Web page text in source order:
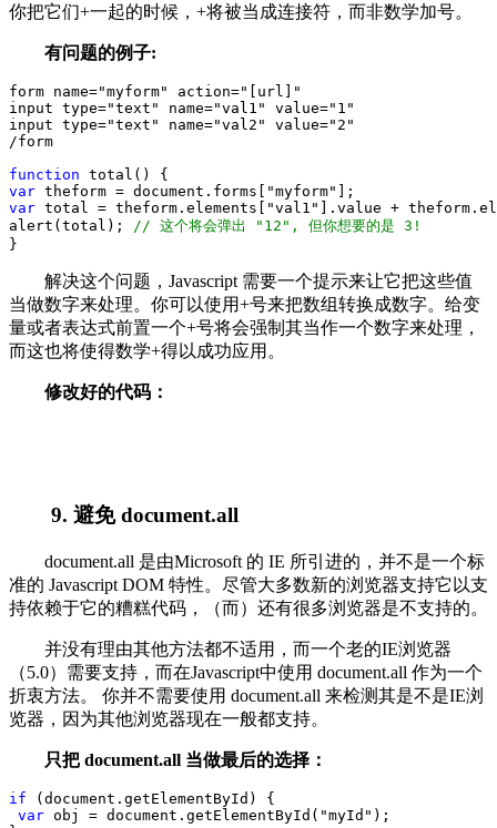
你把它们+一起的时候，+将被当成连接符，而非数学加号。
有问题的例子:
form name="myform" action=" [url]
"
input type="text " name="val1 " value=" 1 "
input type="text " name="val2 " value=" 2 "
/form
function total() {
var theform = document.forms[ "myform"
];
var total = theform.elements[ "val1 " ].value +
alert(total); // 这个将会弹出 "12", 但你想要的是 3!
}
解决这个问题，Javascript 需要一个提示来让它把这些值
当做数字来处理。你可以使用+号来把数组转换成数字。给变
量或者表达式前置一个+号将会强制其当作一个数字来处理，
而这也将使得数学+得以成功应用。
修改好的代码：
9. 避免 document.all
document.all 是由Microsoft 的 IE 所引进的，并不是一个标
准的 Javascript DOM 特性。尽管大多数新的浏览器支持它以支
持依赖于它的糟糕代码，（而）还有很多浏览器是不支持的。
并没有理由其他方法都不适用，而一个老的IE浏览器
（5.0）需要支持，而在Javascript中使用 document.all 作为一个
折衷方法。 你并不需要使用 document.all 来检测其是不是IE浏
览器，因为其他浏览器现在一般都支持。
只把 document.all 当做最后的选择：
if (document.getElementById) {
var obj = document.getElementById( "myId " );